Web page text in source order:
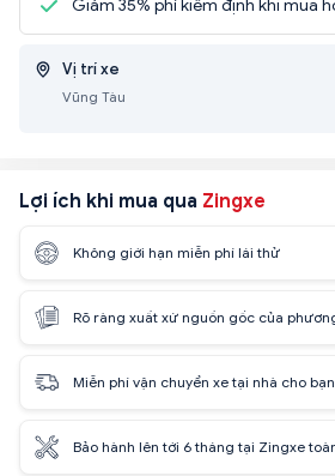
Giảm 35% phí kiểm định khi mua
Vị trí xe
Vũng Tàu
Lợi ích khi mua qua Zingxe
Không giới hạn miễn phí lái thử
Rõ ràng xuất xứ nguồn gốc của
Miễn phí vận chuyển xe tại nhà cho bạn
Bảo hành lên tới 6 tháng tại Zingxe